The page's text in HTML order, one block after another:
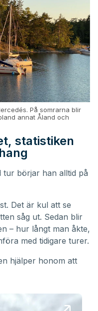
På somrarna blir
annat Åland och
statistiken
tur börjar han alltid på
Det är kul att se
såg ut. Sedan blir
– hur långt man åkte,
med tidigare turer.
hjälper honom att